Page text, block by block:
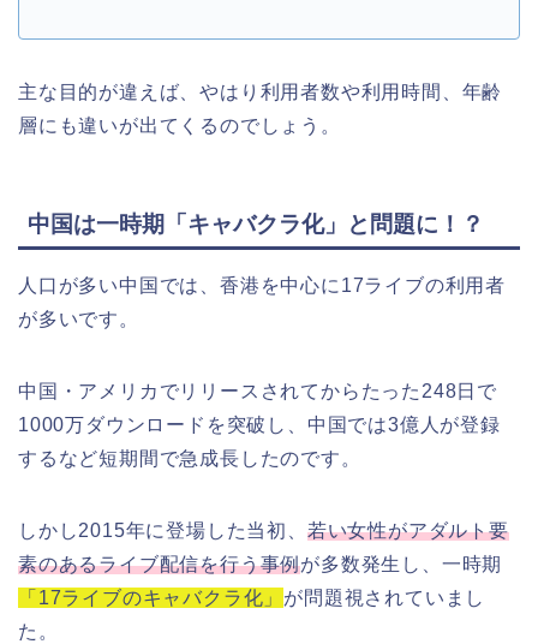
主な目的が違えば、やはり利用者数や利用時間、年齢
層にも違いが出てくるのでしょう。
中国は一時期「キャバクラ化」と問題に！？
人口が多い中国では、香港を中心に17ライブの利用者
が多いです。
中国・アメリカでリリースされてからたった248日で
1000万ダウンロードを突破し、中国では3億人が登録
するなど短期間で急成長したのです。
しかし2015年に登場した当初、 若い女性がアダルト要
素のあるライブ配信を行う事例が多数発生し、一時期
「17ライブのキャバクラ化」 が問題視されていまし
た。